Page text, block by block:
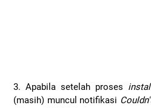
3. Apabila setelah proses
(masih) muncul notifikasi